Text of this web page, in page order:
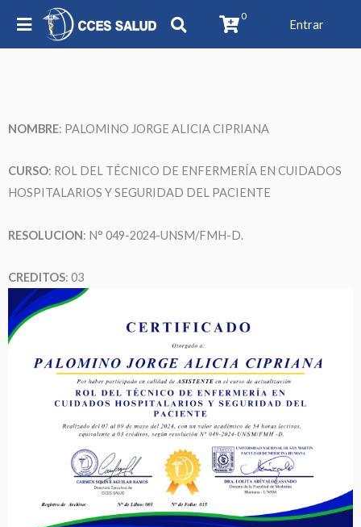
0
Entrar
NOMBRE: PALOMINO JORGE ALICIA CIPRIANA
CURSO: ROL DEL TÉCNICO DE ENFERMERÍA EN CUIDADOS
HOSPITALARIOS Y SEGURIDAD DEL PACIENTE
RESOLUCION: N° 049-2024-UNSM/FMH-D.
CREDITOS: 03